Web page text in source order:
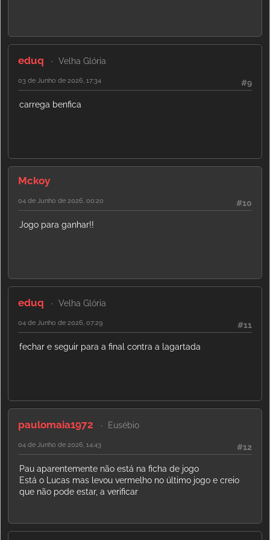
eduq Velha Glória
#9
03 de Junho de 2026, 17:34
carrega benfica
Mckoy
#10
04 de Junho de 2026, 00:20
Jogo para ganhar!!
eduq Velha Glória
#11
04 de Junho de 2026, 07:29
fechar e seguir para a final contra a lagartada
paulomaia1972 Eusébio
#12
04 de Junho de 2026, 14:43
Pau aparentemente não está na ficha de jogo
Está o Lucas mas levou vermelho no último jogo e creio
que não pode estar, a verificar